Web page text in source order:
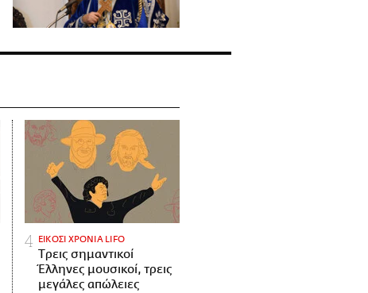
ΕΙΚΟΣΙ ΧΡΟΝΙΑ LIFO
Tρεις σημαντικοί
Έλληνες μουσικοί, τρεις
μεγάλες απώλειες